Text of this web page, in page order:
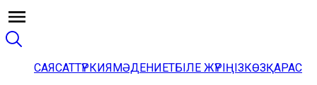
САЯСАТТҮРКИЯМӘДЕНИЕТБІЛЕ ЖҮРІҢІЗКӨЗҚАРАС